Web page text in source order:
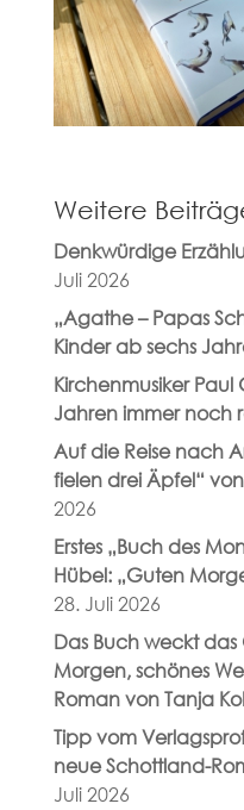
Weitere
Denkwürdige
Juli 2026
„Agathe – Papas
Kinder ab sechs
Kirchenmusiker
Jahren immer noch
Auf die Reise nach
fielen drei Äpfel“
2026
Erstes „Buch des
Hübel: „Guten
28. Juli 2026
Das Buch weckt
Morgen, schönes
Roman von Tanja
Tipp vom
neue Schottland-
Juli 2026